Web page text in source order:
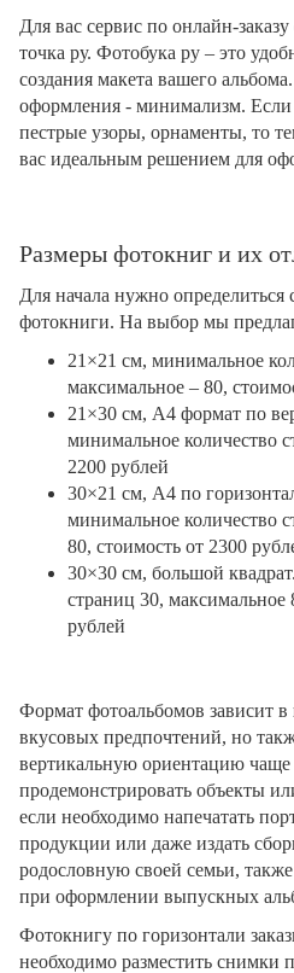
Для вас сервис по онлайн-
точка ру. Фотобука ру – это
создания макета вашего
оформления - минимализм. Если
пестрые узоры, орнаменты, то
вас идеальным решением для
Размеры фотокниг и их
Для начала нужно определиться
фотокниги. На выбор мы
21×21 см, минимальное
максимальное – 80,
21×30 см, А4 формат по
минимальное количество
2200 рублей
30×21 см, А4 по
минимальное количество
80, стоимость от 2300
30×30 см, большой
страниц 30, максимальное
рублей
Формат фотоальбомов зависит
вкусовых предпочтений, но
вертикальную ориентацию
продемонстрировать объекты
если необходимо напечатать
продукции или даже издать
родословную своей семьи,
при оформлении выпускных
Фотокнигу по горизонтали
необходимо разместить